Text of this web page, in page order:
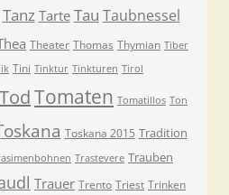
Tanz Tarte Tau Taubnessel
Theater Thomas Thymian Tiber
Tini Tinktur Tinkturen Tirol
TodTomaten Tomatillos Ton
Toskana 2015 Tradition
Trastevere Trauben
Trauer Trento Triest Trinken